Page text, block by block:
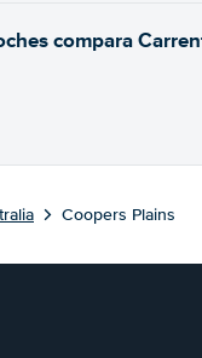
compara
Coopers Plains